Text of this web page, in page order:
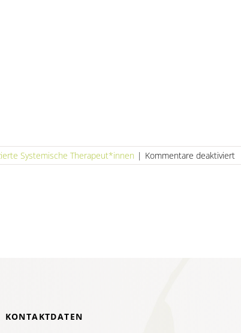
Systemische Therapeut*innen | Kommentare deaktiviertfür
KONTAKTDATEN